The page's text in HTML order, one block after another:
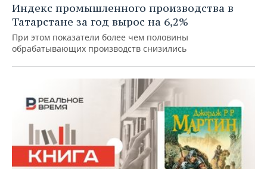
Индекс промышленного производства в
Татарстане за год вырос на 6,2%
При этом показатели более чем половины
обрабатывающих производств снизились